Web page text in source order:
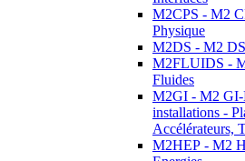
M2CPS - M2
Physique
M2DS - M2
M2FLUIDS -
Fluides
M2GI - M2 GI-
installations -
Accélérateurs,
M2HEP - M2